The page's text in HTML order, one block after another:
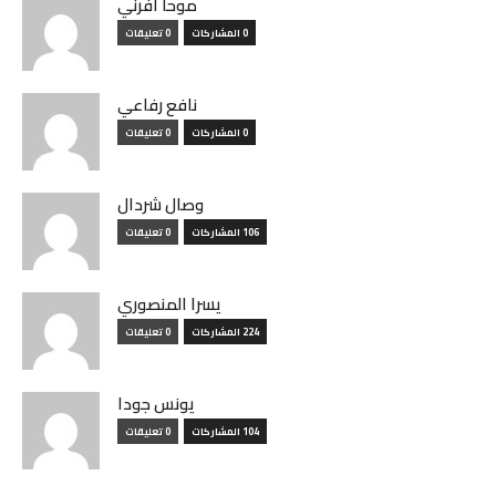
0 المشاركات 0 تعليقات
نافع رفاعي
0 المشاركات 0 تعليقات
وصال شردال
106 المشاركات 0 تعليقات
يسرا المنصوري
224 المشاركات 0 تعليقات
يونس جودا
104 المشاركات 0 تعليقات